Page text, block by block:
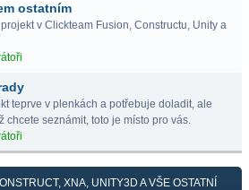
ostatním
v Clickteam Fusion, Constructu, Unity a
teprve v plenkách a potřebuje doladit, ale
chcete seznámit, toto je místo pro vás.
XNA, UNITY3D A VŠE OSTATNÍ